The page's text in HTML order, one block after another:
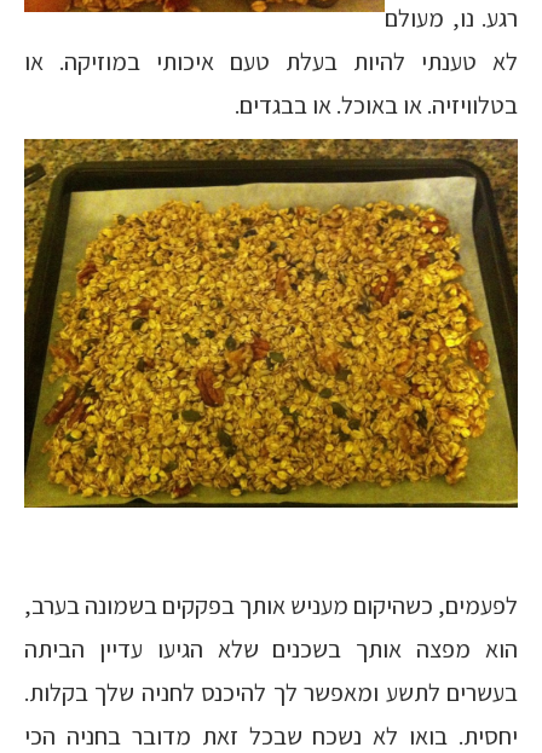
רגע. נו, מעולם
לא טענתי להיות בעלת טעם איכותי במוזיקה. או
בטלוויזיה. או באוכל. או בבגדים.
לפעמים, כשהיקום מעניש אותך בפקקים בשמונה בערב,
הוא מפצה אותך בשכנים שלא הגיעו עדיין הביתה
בעשרים לתשע ומאפשר לך להיכנס לחניה שלך בקלות.
יחסית. בואו לא נשכח שבכל זאת מדובר בחניה הכי